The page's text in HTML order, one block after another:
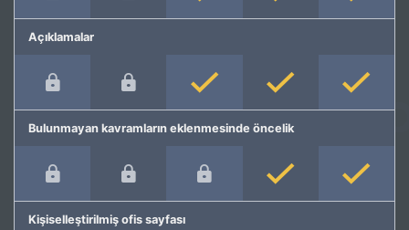
Açıklamalar
Bulunmayan kavramların eklenmesinde öncelik
Kişiselleştirilmiş ofis sayfası